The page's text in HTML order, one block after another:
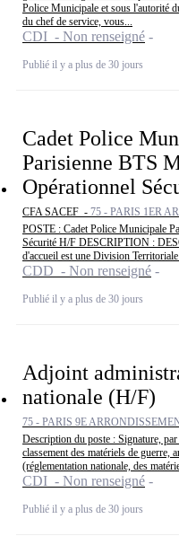
Police Municipale et sous l'autorité
du chef de service, vous...
CDI - Non renseigné
Publié il y a plus de 30 jours
Cadet Police
Parisienne BTS
Opérationnel
CFA SACEF - 75 - PARIS 1ER
POSTE : Cadet Police Municipale
Sécurité H/F DESCRIPTION :
d'accueil est une Division
CDD - Non renseigné
Publié il y a plus de 30 jours
Adjoint
nationale (H/F)
75 - PARIS 9E
Description du poste : Signature,
classement des matériels de guerre,
(réglementation nationale, des
CDI - Non renseigné
Publié il y a plus de 30 jours